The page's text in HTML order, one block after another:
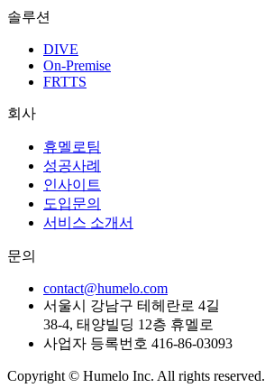
솔루션
DIVE
On-Premise
FRTTS
회사
휴멜로팀
성공사례
인사이트
도입문의
서비스 소개서
문의
contact@humelo.com
서울시 강남구 테헤란로 4길
38-4, 태양빌딩 12층 휴멜로
사업자 등록번호 416-86-03093
Copyright © Humelo Inc. All rights reserved.